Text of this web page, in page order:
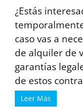
¿Estás
caso vas a
de alquiler de
garantías
de estos
Leer Más